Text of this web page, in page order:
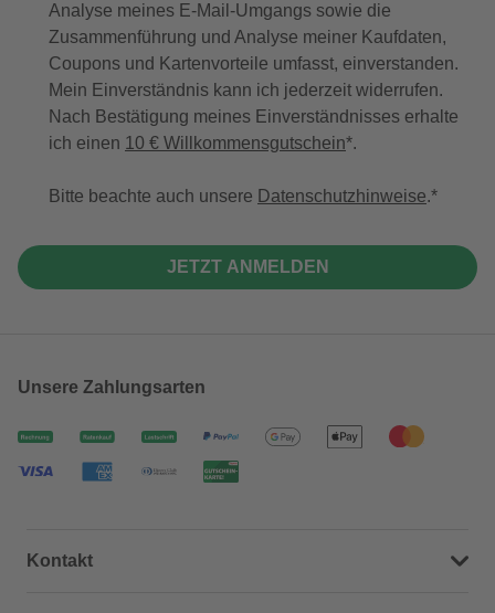
Analyse meines E-Mail-Umgangs sowie die
Zusammenführung und Analyse meiner Kaufdaten,
Coupons und Kartenvorteile umfasst, einverstanden.
Mein Einverständnis kann ich jederzeit widerrufen.
Nach Bestätigung meines Einverständnisses erhalte
ich einen 10 € Willkommensgutschein*.
Bitte beachte auch unsere Datenschutzhinweise.
JETZT ANMELDEN
Unsere Zahlungsarten
Kontakt